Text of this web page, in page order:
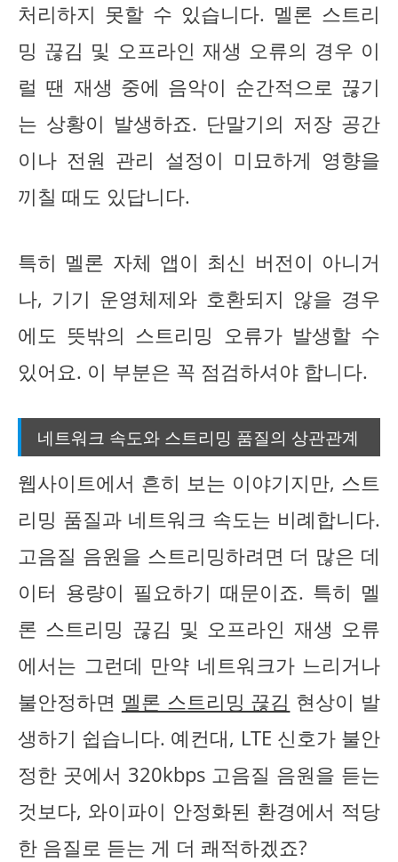
처리하지 못할 수 있습니다. 멜론 스트리
밍 끊김 및 오프라인 재생 오류의 경우 이
럴 땐 재생 중에 음악이 순간적으로 끊기
는 상황이 발생하죠. 단말기의 저장 공간
이나 전원 관리 설정이 미묘하게 영향을
끼칠 때도 있답니다.
특히 멜론 자체 앱이 최신 버전이 아니거
나, 기기 운영체제와 호환되지 않을 경우
에도 뜻밖의 스트리밍 오류가 발생할 수
있어요. 이 부분은 꼭 점검하셔야 합니다.
네트워크 속도와 스트리밍 품질의 상관관계
웹사이트에서 흔히 보는 이야기지만, 스트
리밍 품질과 네트워크 속도는 비례합니다.
고음질 음원을 스트리밍하려면 더 많은 데
이터 용량이 필요하기 때문이죠. 특히 멜
론 스트리밍 끊김 및 오프라인 재생 오류
에서는 그런데 만약 네트워크가 느리거나
불안정하면 멜론 스트리밍 끊김 현상이 발
생하기 쉽습니다. 예컨대, LTE 신호가 불안
정한 곳에서 320kbps 고음질 음원을 듣는
것보다, 와이파이 안정화된 환경에서 적당
한 음질로 듣는 게 더 쾌적하겠죠?